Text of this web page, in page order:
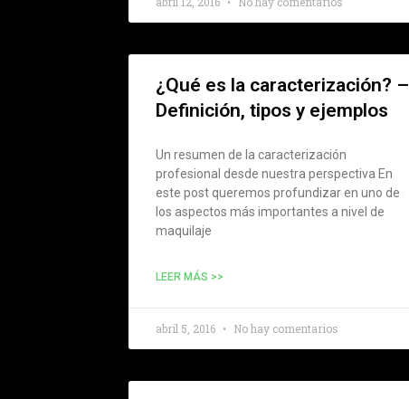
¿Qué es la caracterización? –
Definición, tipos y ejemplos
Un resumen de la caracterización
profesional desde nuestra perspectiva En
este post queremos profundizar en uno de
los aspectos más importantes a nivel de
maquilaje
LEER MÁS >>
abril 5, 2016 No hay comentarios